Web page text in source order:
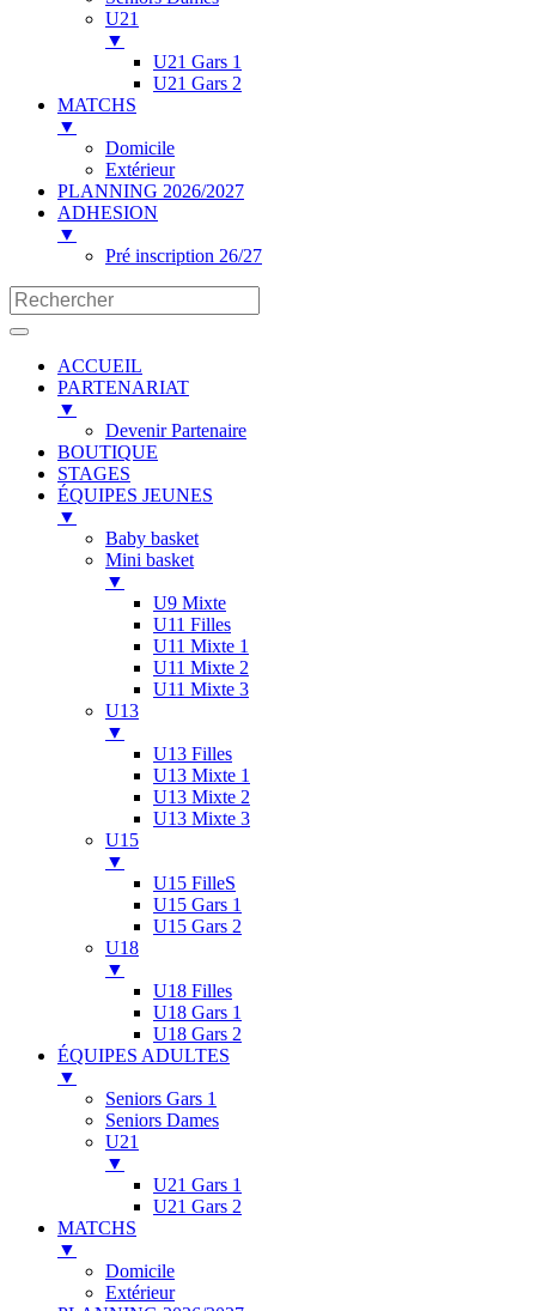
U21
▼
U21 Gars 1
U21 Gars 2
MATCHS
▼
Domicile
Extérieur
PLANNING 2026/2027
ADHESION
▼
Pré inscription 26/27
ACCUEIL
PARTENARIAT
▼
Devenir Partenaire
BOUTIQUE
STAGES
ÉQUIPES JEUNES
▼
Baby basket
Mini basket
▼
U9 Mixte
U11 Filles
U11 Mixte 1
U11 Mixte 2
U11 Mixte 3
U13
▼
U13 Filles
U13 Mixte 1
U13 Mixte 2
U13 Mixte 3
U15
▼
U15 FilleS
U15 Gars 1
U15 Gars 2
U18
▼
U18 Filles
U18 Gars 1
U18 Gars 2
ÉQUIPES ADULTES
▼
Seniors Gars 1
Seniors Dames
U21
▼
U21 Gars 1
U21 Gars 2
MATCHS
▼
Domicile
Extérieur